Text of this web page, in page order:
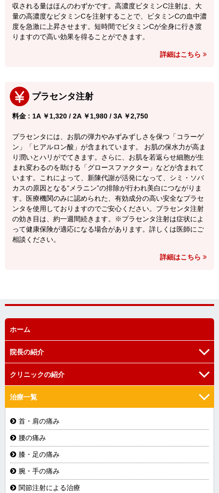
収される量はほんのわずかです。高濃度ビタミンC注射は、大
量の高濃度なビタミンCを注射することで、ビタミンCの血中濃
度を急激に上昇させます。短時間でビタミンCが全身に行き渡
りますので高い効果を得ることができます。
詳細はこちら
プラセンタ注射
料金 : 1A ￥1,320 / 2A ￥1,980 / 3A ￥2,750
プラセンタには、お肌の弾力やみずみずしさを保つ「コラーゲ
ン」「ヒアルロン酸」が含まれています。 お肌の保水力が高ま
り潤いとハリがでてきます。さらに、お肌を若返らせ細胞が生
まれ変わるのを助ける「グロースファクター」などが含まれて
います。これによって、新陳代謝が活発になって、シミ・ソバ
カスの原因となる“メラニン”の排除が行われ美白につながりま
す。医療機関のみに認められた、有効成分の高い安全なプラセ
ンタを使用しておりますのでご安心ください。プラセンタ注射
の効き目は、約一週間続きます。※プラセンタ注射は症状によ
って健康保険が適応になる場合があります。詳しくは医師にご
相談ください。
詳細はこちら
ホーム
院長の紹介
院長の挨拶
院長の経歴
医師を志したきっかけ
クリニックの紹介
当院の強み
医療設備の紹介
治療一覧
首・肩の痛み
腰の痛み
膝・足の痛み
腕・手の痛み
関節注射による治療